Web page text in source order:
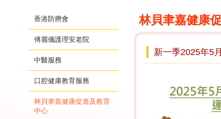
香港防癆會
傅麗儀護理安老院
中醫服務
口腔健康教育服務
林貝聿嘉健康促進及教育
中心
林貝聿嘉健康
新一季2025年5